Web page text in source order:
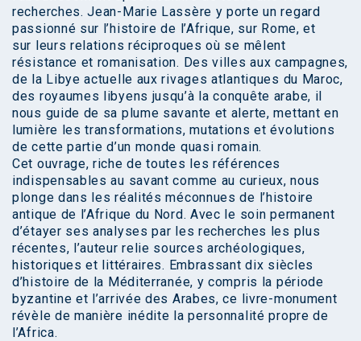
recherches. Jean-Marie Lassère y porte un regard
passionné sur l’histoire de l’Afrique, sur Rome, et
sur leurs relations réciproques où se mêlent
résistance et romanisation. Des villes aux campagnes,
de la Libye actuelle aux rivages atlantiques du Maroc,
des royaumes libyens jusqu’à la conquête arabe, il
nous guide de sa plume savante et alerte, mettant en
lumière les transformations, mutations et évolutions
de cette partie d’un monde quasi romain.
Cet ouvrage, riche de toutes les références
indispensables au savant comme au curieux, nous
plonge dans les réalités méconnues de l’histoire
antique de l’Afrique du Nord. Avec le soin permanent
d’étayer ses analyses par les recherches les plus
récentes, l’auteur relie sources archéologiques,
historiques et littéraires. Embrassant dix siècles
d’histoire de la Méditerranée, y compris la période
byzantine et l’arrivée des Arabes, ce livre-monument
révèle de manière inédite la personnalité propre de
l’Africa.